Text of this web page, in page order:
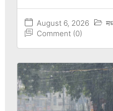
August 6, 2026
Comment (0)